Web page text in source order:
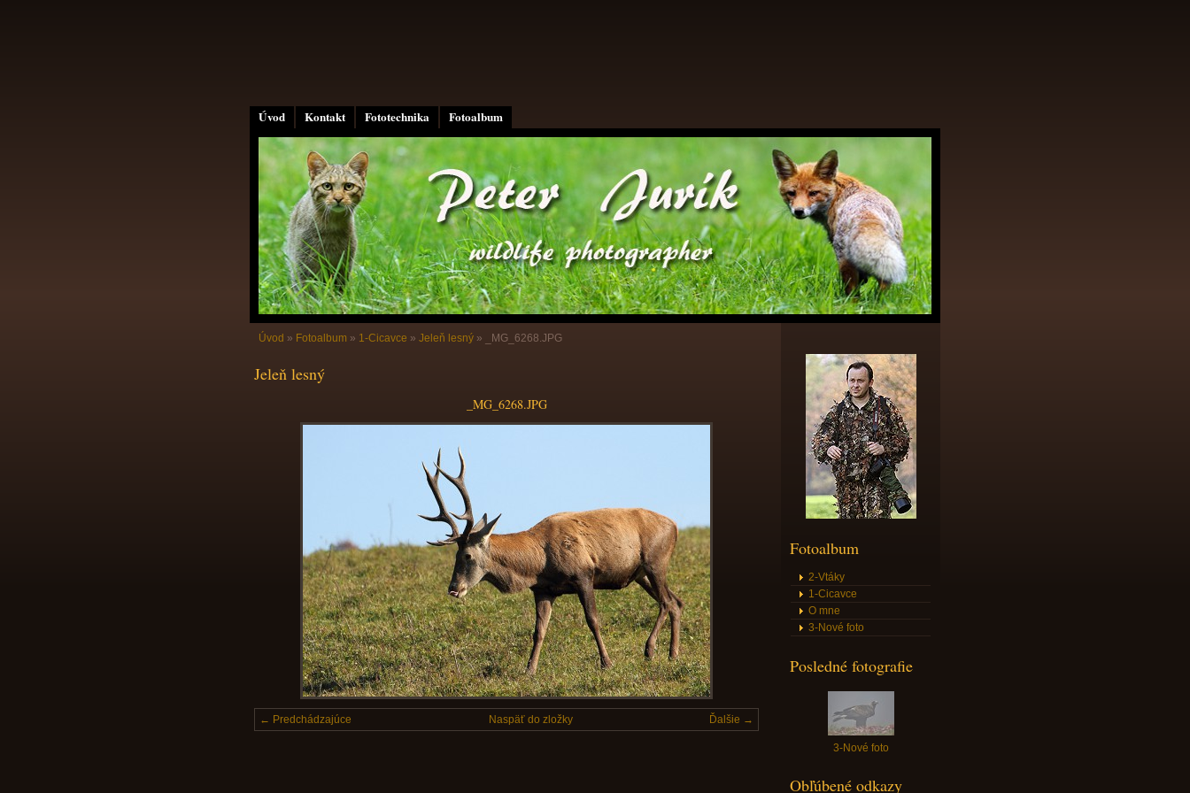
Úvod Kontakt Fototechnika Fotoalbum
Úvod » Fotoalbum » 1-Cicavce » Jeleň lesný » _MG_6268.JPG
Jeleň lesný
_MG_6268.JPG
← Predchádzajúce Ďalšie →
Naspäť do zložky
Fotoalbum
2-Vtáky
1-Cicavce
O mne
3-Nové foto
Posledné fotografie
3-Nové foto
Obľúbené odkazy